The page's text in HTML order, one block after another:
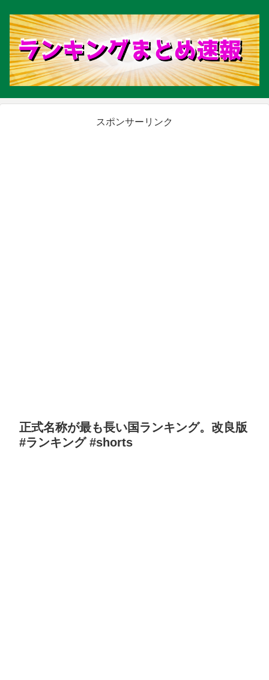
スポンサーリンク
正式名称が最も長い国ランキング。改良版
#ランキング #shorts